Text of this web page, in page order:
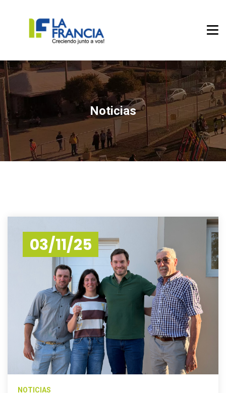
Noticias
03/11/25
NOTICIAS